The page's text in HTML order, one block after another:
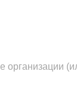
организации